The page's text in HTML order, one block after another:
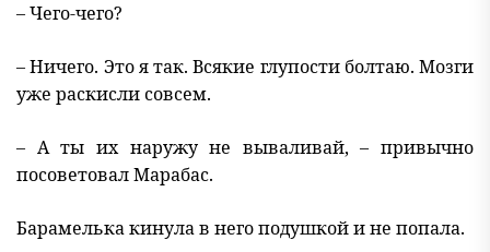
– Чего-чего?
– Ничего. Это я так. Всякие глупости болтаю. Мозги
уже раскисли совсем.
– А ты их наружу не вываливай, – привычно
посоветовал Марабас.
Барамелька кинула в него подушкой и не попала.